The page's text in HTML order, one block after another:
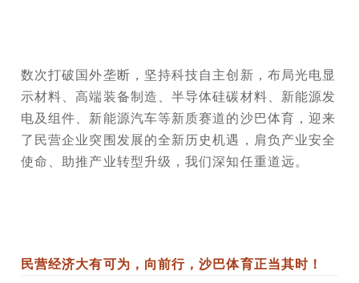
数次打破国外垄断，坚持科技自主创新，布局光电显
示材料、高端装备制造、半导体硅碳材料、新能源发
电及组件、新能源汽车等新质赛道的沙巴体育，迎来
了民营企业突围发展的全新历史机遇，肩负产业安全
使命、助推产业转型升级，我们深知任重道远。
民营经济大有可为，向前行，沙巴体育正当其时！